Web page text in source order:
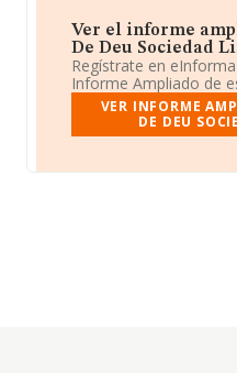
Ver el informe
De Deu Sociedad
Regístrate en
Informe Ampliado de
VER INFORME
DE DEU